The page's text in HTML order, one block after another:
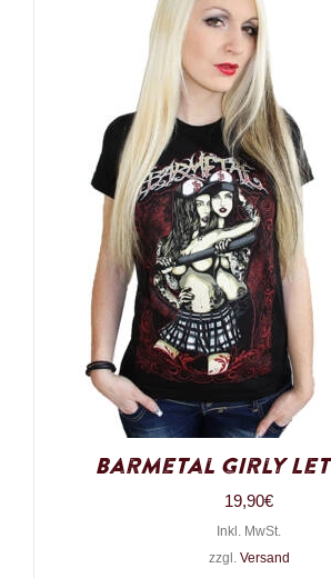
Barmetal Girly
19,90€
Inkl. MwSt.
zzgl. Versand